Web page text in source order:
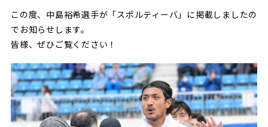
メディア
ホームタウン活動
アカデミー
スクール
その他
チケット販売スケジュール
️スタジアムを知る
スタジアムアクセス
スタジアムマップ
観戦方法を知る
選手・スタッフ紹介
ファンクラブ
クラブゼルビスタへの入会
シーズンシート
ＦＣ町田ゼルビアをサポート
グッズを買う
グッズを買うトップ
オンラインストア
ユニフォーム
ホームタウントップ
ゼルビアアシスト募集
パートナー
この度、中島裕希選手が「スポルティーバ」に掲載しましたの
でお知らせします。
皆様、ぜひご覧ください！